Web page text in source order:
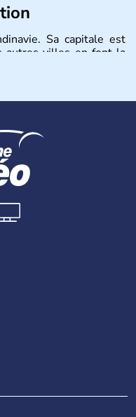
Sa capitale est
autres villes en font la
Elle fait partie de
rôle symbolique. La